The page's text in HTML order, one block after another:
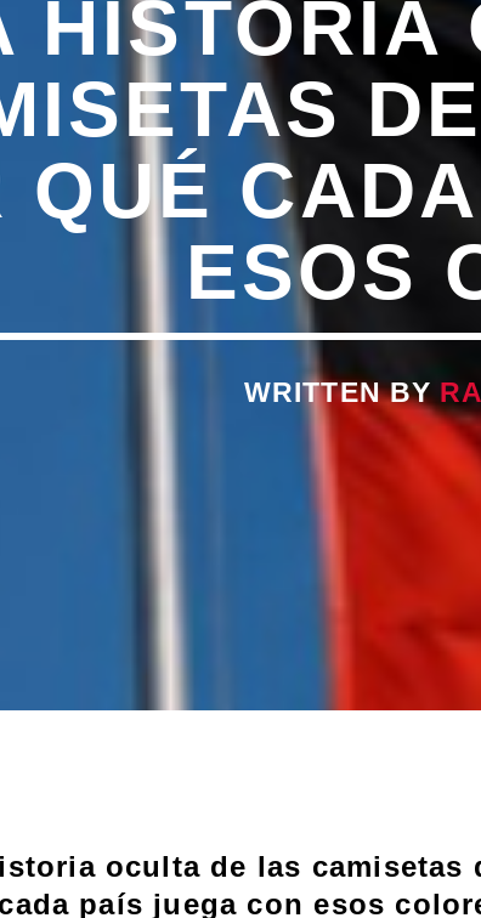
HISTORIA
QUÉ
ESOS
WRITTEN BY
oculta de las camisetas
país juega con esos